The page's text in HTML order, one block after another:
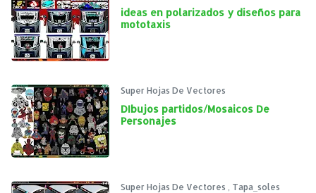
ideas en polarizados y diseños para
mototaxis
Super Hojas De Vectores
DIbujos partidos/Mosaicos De
Personajes
Super Hojas De Vectores Tapa_soles